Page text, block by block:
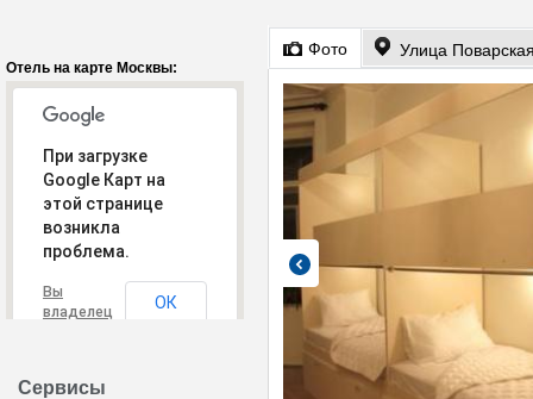
Отель на карте Москвы:
При загрузке
Google Карт на
этой странице
возникла
проблема.
Вы
владелец
ОК
Сервисы
Фото Улица